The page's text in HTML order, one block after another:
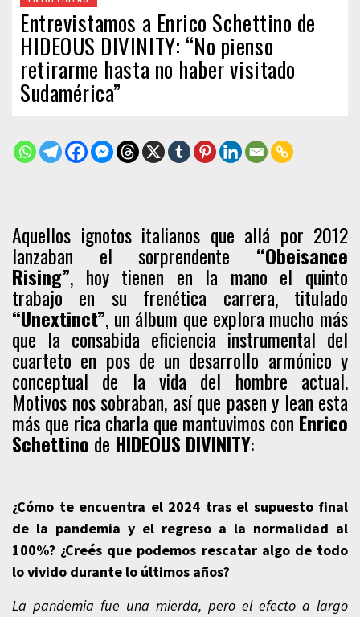
Entrevistamos a Enrico Schettino de
HIDEOUS DIVINITY: “No pienso
retirarme hasta no haber visitado
Sudamérica”
Aquellos ignotos italianos que allá por 2012
lanzaban el sorprendente “Obeisance
Rising”, hoy tienen en la mano el quinto
trabajo en su frenética carrera, titulado
“Unextinct”, un álbum que explora mucho más
que la consabida eficiencia instrumental del
cuarteto en pos de un desarrollo armónico y
conceptual de la vida del hombre actual.
Motivos nos sobraban, así que pasen y lean esta
más que rica charla que mantuvimos con Enrico
Schettino de HIDEOUS DIVINITY:
¿Cómo te encuentra el 2024 tras el supuesto final
de la pandemia y el regreso a la normalidad al
100%? ¿Creés que podemos rescatar algo de todo
lo vivido durante lo últimos años?
La pandemia fue una mierda, pero el efecto a largo